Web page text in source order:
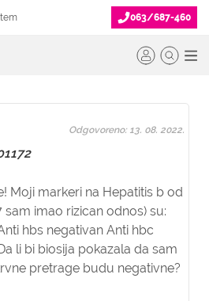
063/687-460
Moji markeri na Hepatitis b od
imao rizican odnos) su:
hbs negativan Anti hbc
li bi biosija pokazala da sam
pretrage budu negativne?
Odgovoreno: 13. 08. 2022.